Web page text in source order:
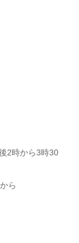
2時から3時30
ら